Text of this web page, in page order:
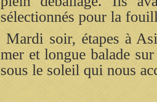
sélectionnés pour la
Mardi soir, étapes à
mer et longue balade
sous le soleil qui nous